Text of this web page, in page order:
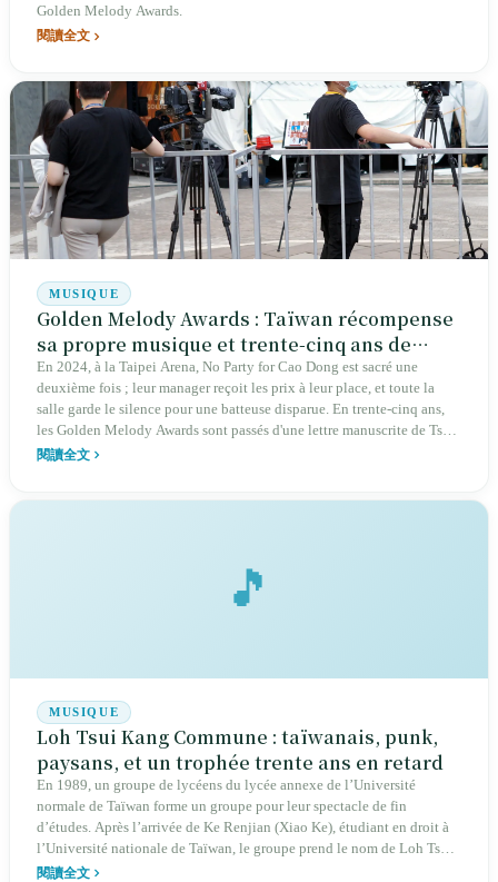
Golden Melody Awards.
閱讀全文
MUSIQUE
Golden Melody Awards : Taïwan récompense
sa propre musique et trente-cinq ans de
moments inoubliables
En 2024, à la Taipei Arena, No Party for Cao Dong est sacré une
deuxième fois ; leur manager reçoit les prix à leur place, et toute la
salle garde le silence pour une batteuse disparue. En trente-cinq ans,
les Golden Melody Awards sont passés d'une lettre manuscrite de Tsai
Chin à une cérémonie nationale ; ils ont couronné Fantasy de Jay
閱讀全文
🎵
MUSIQUE
Loh Tsui Kang Commune : taïwanais, punk,
paysans, et un trophée trente ans en retard
En 1989, un groupe de lycéens du lycée annexe de l’Université
normale de Taïwan forme un groupe pour leur spectacle de fin
d’études. Après l’arrivée de Ke Renjian (Xiao Ke), étudiant en droit à
l’Université nationale de Taïwan, le groupe prend le nom de Loh Tsui
Kang Commune. Pendant trente ans, ils chantent en taïwanais les
閱讀全文